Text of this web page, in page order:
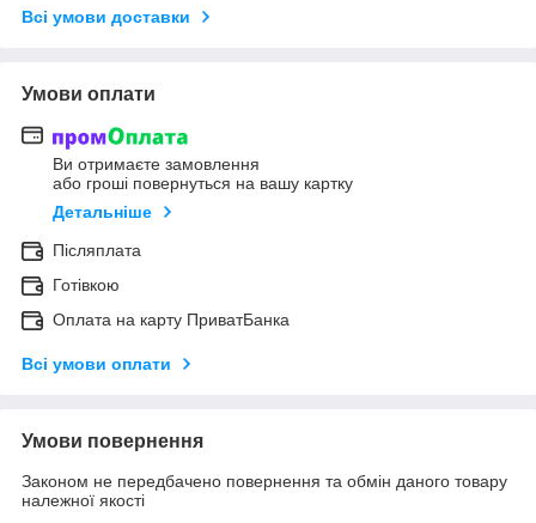
Всі умови доставки
Умови оплати
Ви отримаєте замовлення
або гроші повернуться на вашу картку
Детальніше
Післяплата
Готівкою
Оплата на карту ПриватБанка
Всі умови оплати
Умови повернення
Законом не передбачено повернення та обмін даного товару
належної якості